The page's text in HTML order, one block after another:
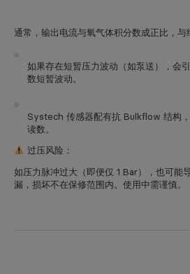
通常，输出电流与氧气体积分数成正比，与
如果存在短暂压力波动（如泵送），会
数短暂波动。
Systech 传感器配有抗 Bulkflow 结构
读数。
过压风险 ：
如压力脉冲过大（即便仅 1 Bar），也可能
漏，损坏不在保修范围内。使用中需谨慎。